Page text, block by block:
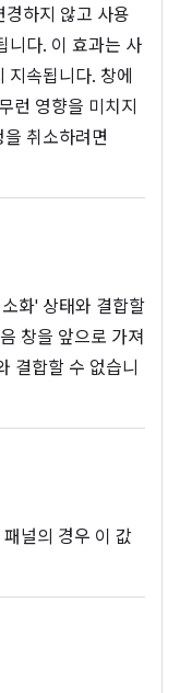
하지 않고 사용
니다. 이 효과는 사
속됩니다. 창에
런 영향을 미치지
을 취소하려면
화' 상태와 결합할
창을 앞으로 가져
결합할 수 없습니
널의 경우 이 값